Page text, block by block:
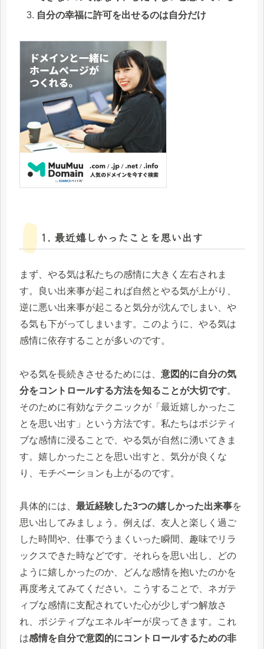
自分の幸福に許可を出せるのは自分だけ
1. 最近嬉しかったことを思い出す
まず、やる気は私たちの感情に大きく左右されま
す。良い出来事が起これば自然とやる気が上がり、
逆に悪い出来事が起こると気分が沈んでしまい、や
る気も下がってしまいます。このように、やる気は
感情に依存することが多いのです。
やる気を長続きさせるためには、 意図的に自分の気
分をコントロールする方法を知ることが大切です。
そのために有効なテクニックが「最近嬉しかったこ
とを思い出す」という方法です。私たちはポジティ
ブな感情に浸ることで、やる気が自然に湧いてきま
す。嬉しかったことを思い出すと、気分が良くな
り、モチベーションも上がるのです。
具体的には、 最近経験した3つの嬉しかった出来事を
思い出してみましょう。例えば、友人と楽しく過ご
した時間や、仕事でうまくいった瞬間、趣味でリラ
ックスできた時などです。それらを思い出し、どの
ように嬉しかったのか、どんな感情を抱いたのかを
再度考えてみてください。こうすることで、ネガテ
ィブな感情に支配されていた心が少しずつ解放さ
れ、ポジティブなエネルギーが戻ってきます。これ
は感情を自分で意図的にコントロールするための非